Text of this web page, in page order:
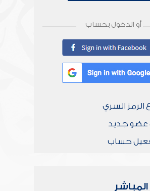
أو الدخول بحساب
الرمز السري
عضو جديد
حساب